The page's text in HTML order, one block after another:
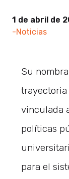
1 de abril de
-Noticias
Su
trayectoria
vinculada
políticas
para el